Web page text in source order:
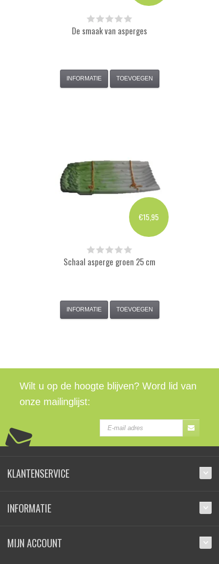
De smaak van asperges
INFORMATIE TOEVOEGEN
€15,95
Schaal asperge groen 25 cm
INFORMATIE TOEVOEGEN
Wilt u op de hoogte blijven? Word lid van
onze mailinglijst:
KLANTENSERVICE
INFORMATIE
MIJN ACCOUNT